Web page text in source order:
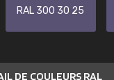
RAL 300 30 25
DE COULEURS RAL